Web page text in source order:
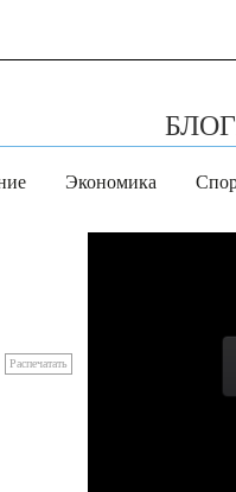
Экономика
Распечатать